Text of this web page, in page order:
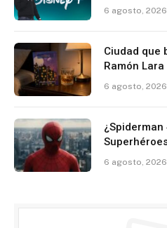
6 agosto, 2026
Ciudad que
Ramón Lara
6 agosto, 2026
6 agosto, 2026